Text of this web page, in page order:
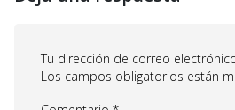
Tu dirección de correo
Los campos obligatorios están